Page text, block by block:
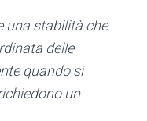
una stabilità che
delle
quando si
un